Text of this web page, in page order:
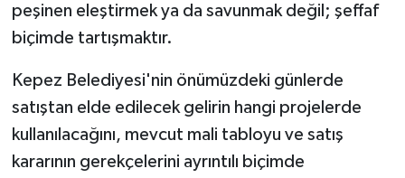
peşinen eleştirmek ya da savunmak değil; şeffaf
biçimde tartışmaktır.
Kepez Belediyesi'nin önümüzdeki günlerde
satıştan elde edilecek gelirin hangi projelerde
kullanılacağını, mevcut mali tabloyu ve satış
kararının gerekçelerini ayrıntılı biçimde